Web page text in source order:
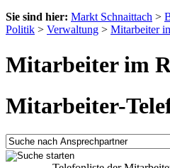
Sie sind hier: Markt Schnaittach >
Politik > Verwaltung > Mitarbeiter
Mitarbeiter im
Mitarbeiter-